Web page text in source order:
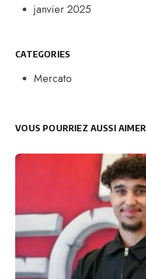
janvier 2025
CATEGORIES
Mercato
VOUS POURRIEZ AUSSI AIMER